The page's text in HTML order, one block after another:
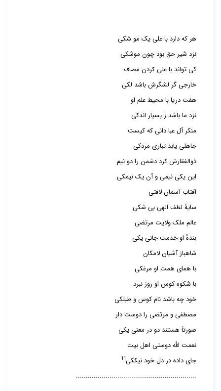
هر که دارد با علی یک مو شکی
نزد شیر حق بود چون موشکی
کی تواند با علی کردن مصاف
خارجی گر لشگرش باشد لکی
هفت دریا با محیط علم او
نزد ما باشد ز بسیار اندکی
منکر آل عبا دانی که کیست
جاهلی یابد تباری مردکی
ذوالفقارش کرد دشمن را دو نیم
این یکی نیمی و آن یک نیمکی
آفتاب آسمان لافتی
سایهٔ لطف الهی بی شکی
عالم ملک ولایت مرتضی
بندهٔ او خدمت جانی یکی
شاهباز آشیان لامکان
با همای همت او مرغکی
با شکوه کوس او روز نبرد
خود چه باشد نام کوس و طبلکی
مصطفی و مرتضی را دوست دار
صورتاً هستند دو در معنی یکی
نعمت الله دوستی اهل بیت
جای داده در دل خود نیککی11
.............................................................